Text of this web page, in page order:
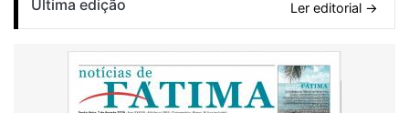
Última edição Ler editorial →